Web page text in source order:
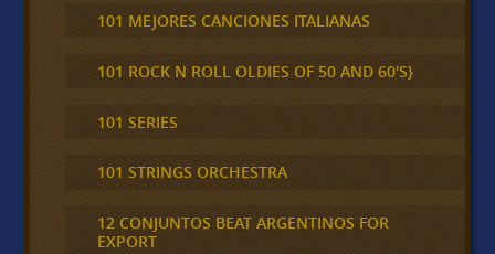
101 MEJORES CANCIONES ITALIANAS
101 ROCK N ROLL OLDIES OF 50 AND 60'S}
101 SERIES
101 STRINGS ORCHESTRA
12 CONJUNTOS BEAT ARGENTINOS FOR
EXPORT